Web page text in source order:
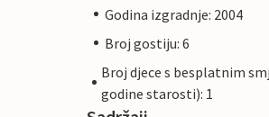
Godina izgradnje: 2004
Broj gostiju: 6
Broj djece s besplatnim
godine starosti): 1